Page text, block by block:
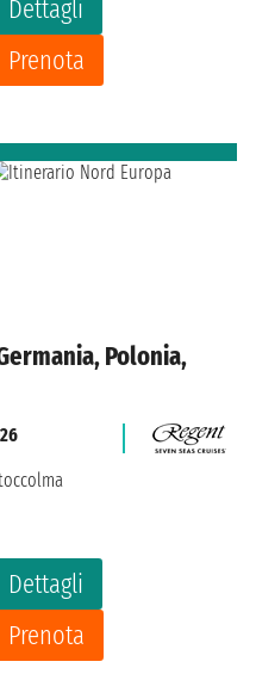
Dettagli
Prenota
Polonia,
Dettagli
Prenota